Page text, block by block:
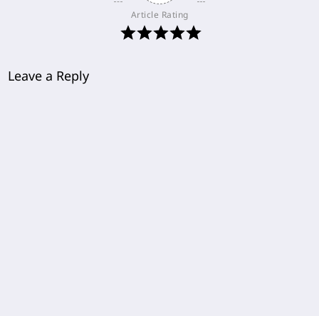
Article Rating
Leave a Reply